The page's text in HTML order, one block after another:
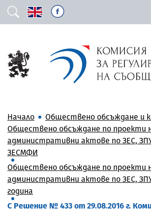
Начало
Обществено обсъждане и
Обществено обсъждане по проекти
административни актове по ЗЕС,
ЗЕСМФИ
Обществено обсъждане по проекти
административни актове по ЗЕС,
година
С Решение № 433 от 29.08.2016 г.